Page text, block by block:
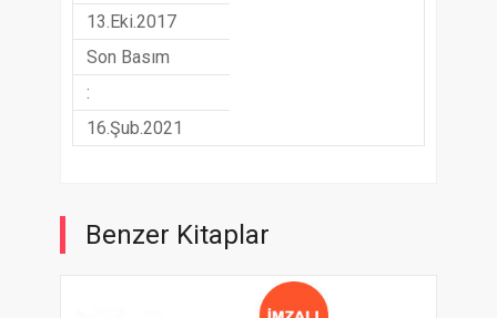
13.Eki.2017
Son Basım
:
16.Şub.2021
Benzer Kitaplar